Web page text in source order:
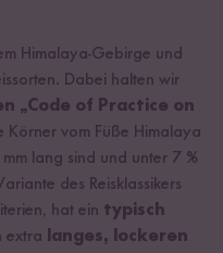
Himalaya-Gebirge und
Dabei halten wir
„Code of Practice on
Körner vom Füße Himalaya
lang sind und unter 7 %
des Reisklassikers
hat ein typisch
extra
langes, lockeren